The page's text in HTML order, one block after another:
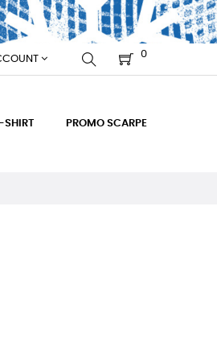
0
SHIRT PROMO SCARPE